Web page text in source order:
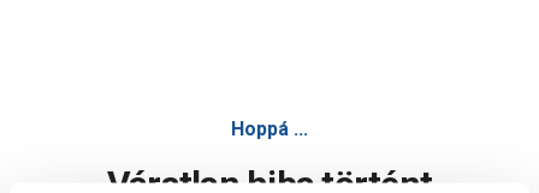
Hoppá ...
Váratlan hiba történt